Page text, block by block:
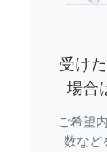
受け
場合
ご希望
数など